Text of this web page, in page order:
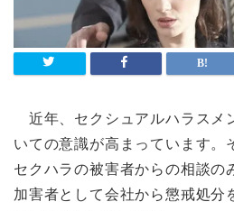
近年、セクシュアルハラスメ
いての意識が高まっています。
セクハラの被害者からの相談の
加害者として会社から懲戒処分